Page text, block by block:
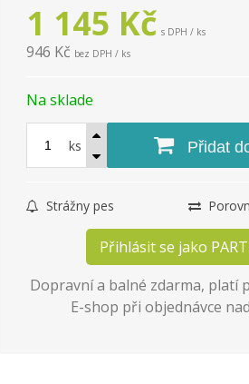
1 145 Kč s DPH / ks
946 Kč bez DPH / ks
Na sklade
ks Přidat
Strážny pes
Přihlásit se jako
Dopravní a balné zdarma, platí
E-shop při objednávce